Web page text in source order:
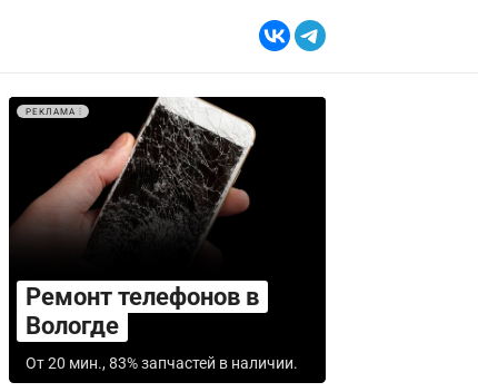
РЕКЛАМА
Ремонт телефонов в
Вологде
От 20 мин., 83% запчастей в наличии.